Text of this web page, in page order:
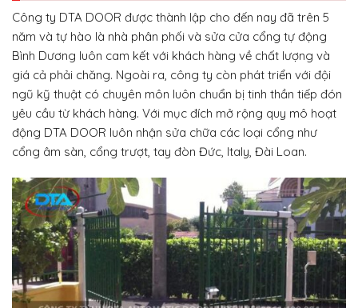
Công ty DTA DOOR được thành lập cho đến nay đã trên 5
năm và tự hào là nhà phân phối và sửa cửa cổng tự động
Bình Dương luôn cam kết với khách hàng về chất lượng và
giá cả phải chăng. Ngoài ra, công ty còn phát triển với đội
ngũ kỹ thuật có chuyên môn luôn chuẩn bị tinh thần tiếp đón
yêu cầu từ khách hàng. Với mục đích mở rộng quy mô hoạt
động DTA DOOR luôn nhận sửa chữa các loại cổng như
cổng âm sàn, cổng trượt, tay đòn Đức, Italy, Đài Loan.